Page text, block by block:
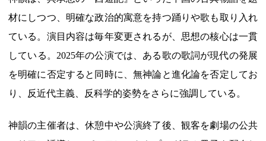
材にしつつ、明確な政治的寓意を持つ踊りや歌も取り入れ
ている。演目内容は毎年変更されるが、思想の核心は一貫
している。2025年の公演では、ある歌の歌詞が現代の発展
を明確に否定すると同時に、無神論と進化論を否定してお
り、反近代主義、反科学的姿勢をさらに強調している。
神韻の主催者は、休憩中や公演終了後、観客を劇場の公共